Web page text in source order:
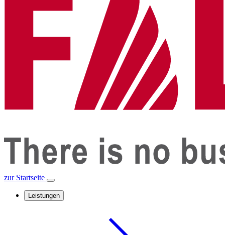
zur Startseite
Leistungen